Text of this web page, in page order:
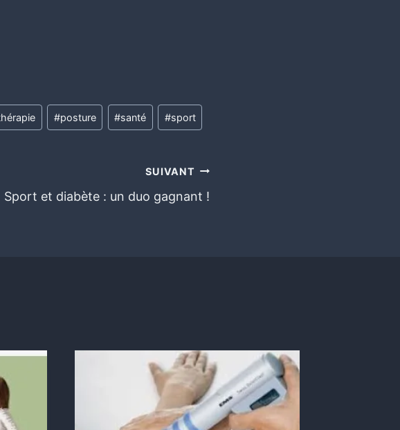
#posture #santé #sport
SUIVANT
Sport et diabète : un duo gagnant !